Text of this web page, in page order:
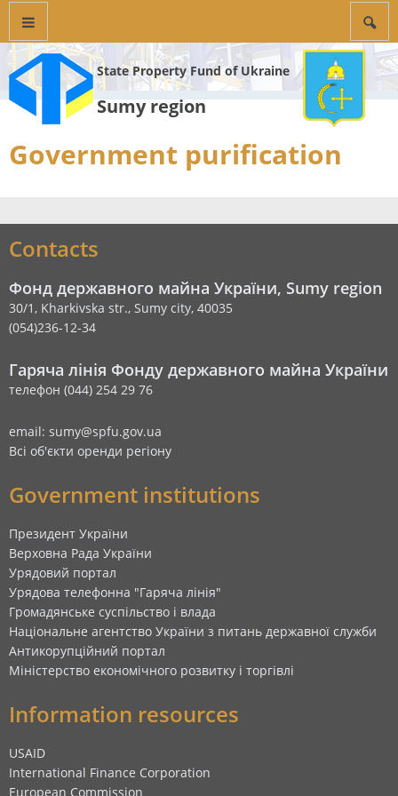
State Property Fund of Ukraine
Sumy region
Government purification
Contacts
Фонд державного майна України, Sumy region
30/1, Kharkivska str., Sumy city, 40035
(054)236-12-34
Гаряча лінія Фонду державного майна України
телефон (044) 254 29 76
email: sumy@spfu.gov.ua
Всі об'єкти оренди регіону
Government institutions
Президент України
Верховна Рада України
Урядовий портал
Урядова телефонна "Гаряча лінія"
Громадянське суспільство і влада
Національне агентство України з питань державної служби
Антикорупційний портал
Міністерство економічного розвитку і торгівлі
Information resources
USAID
International Finance Corporation
European Commission